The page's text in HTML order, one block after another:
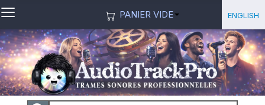
≡ PANIER VIDE English